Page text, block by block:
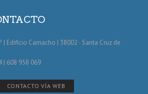
| Edificio Camacho | 38002 · Santa Cruz de
| 608 958 069
CONTACTO VÍA WEB